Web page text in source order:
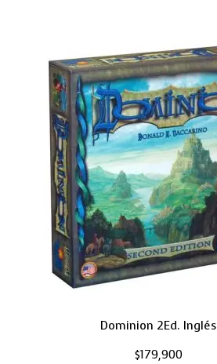
Dominion 2Ed. Inglés
$179,900